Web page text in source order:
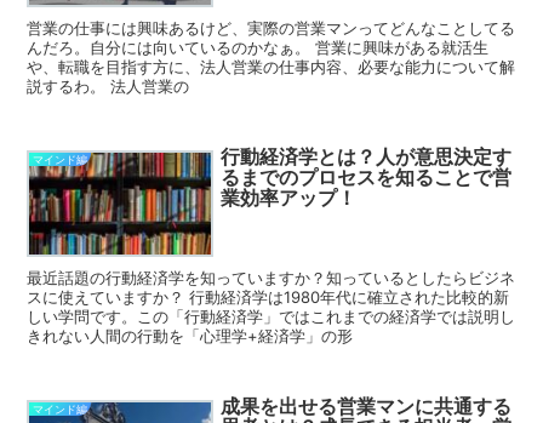
営業の仕事には興味あるけど、実際の営業マンってどんなことしてる
んだろ。自分には向いているのかなぁ。 営業に興味がある就活生
や、転職を目指す方に、法人営業の仕事内容、必要な能力について解
説するわ。 法人営業の
マインド編
行動経済学とは？人が意思決定す
るまでのプロセスを知ることで営
業効率アップ！
最近話題の行動経済学を知っていますか？知っているとしたらビジネ
スに使えていますか？ 行動経済学は1980年代に確立された比較的新
しい学問です。この「行動経済学」ではこれまでの経済学では説明し
きれない人間の行動を「心理学+経済学」の形
マインド編
成果を出せる営業マンに共通する